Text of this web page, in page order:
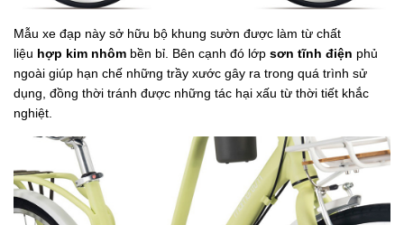
Mẫu xe đạp này sở hữu bộ khung sườn được làm từ chất
liệu hợp kim nhôm bền bỉ. Bên cạnh đó lớp sơn tĩnh điện phủ
ngoài giúp hạn chế những trầy xước gây ra trong quá trình sử
dụng, đồng thời tránh được những tác hại xấu từ thời tiết khắc
nghiệt.